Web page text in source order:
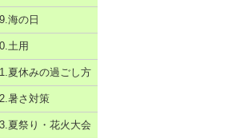
海の日
土用
夏休みの過ごし方
暑さ対策
夏祭り・花火大会